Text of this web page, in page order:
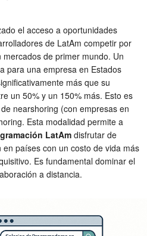
el acceso a oportunidades
de LatAm competir por
mercados de primer mundo. Un
para una empresa en Estados
más que su
un 50% y un 150% más. Esto es
nearshoring (con empresas en
Esta modalidad permite a
LatAm disfrutar de
países con un costo de vida más
Es fundamental dominar el
a distancia.